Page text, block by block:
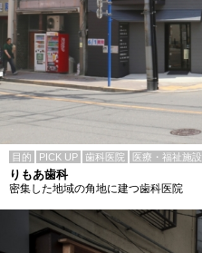
目的 PICK UP 歯科医院 医療・福祉施設
りもあ歯科
密集した地域の角地に建つ歯科医院